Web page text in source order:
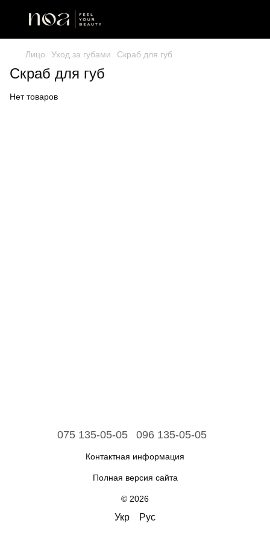
Лицо Уход за губами Скраб для губ
Скраб для губ
Нет товаров
075 135-05-05 096 135-05-05
Контактная информация
Полная версия сайта
© 2026
Укр Рус